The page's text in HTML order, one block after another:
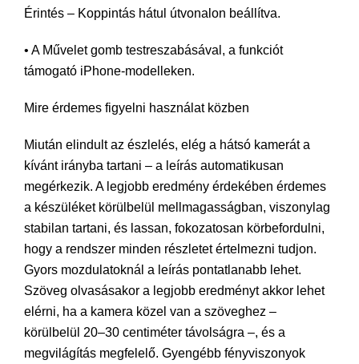
Érintés – Koppintás hátul útvonalon beállítva.
• A Művelet gomb testreszabásával, a funkciót
támogató iPhone-modelleken.
Mire érdemes figyelni használat közben
Miután elindult az észlelés, elég a hátsó kamerát a
kívánt irányba tartani – a leírás automatikusan
megérkezik. A legjobb eredmény érdekében érdemes
a készüléket körülbelül mellmagasságban, viszonylag
stabilan tartani, és lassan, fokozatosan körbefordulni,
hogy a rendszer minden részletet értelmezni tudjon.
Gyors mozdulatoknál a leírás pontatlanabb lehet.
Szöveg olvasásakor a legjobb eredményt akkor lehet
elérni, ha a kamera közel van a szöveghez –
körülbelül 20–30 centiméter távolságra –, és a
megvilágítás megfelelő. Gyengébb fényviszonyok